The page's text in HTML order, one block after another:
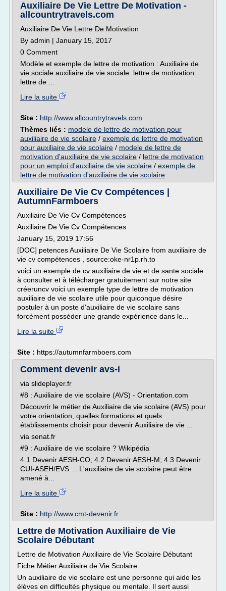
Auxiliaire De Vie Lettre De Motivation -
allcountrytravels.com
Auxiliaire De Vie Lettre De Motivation
By admin | January 15, 2017
0 Comment
Modèle et exemple de lettre de motivation : Auxiliaire de
vie sociale auxiliaire de vie sociale. lettre de motivation.
lettre de ...
Lire la suite
Site : http://www.allcountrytravels.com
Thèmes liés : modele de lettre de motivation pour
auxiliaire de vie scolaire / exemple de lettre de motivation
pour auxiliaire de vie scolaire / modele de lettre de
motivation d'auxiliaire de vie scolaire / lettre de motivation
pour un emploi d'auxiliaire de vie scolaire / exemple de
lettre de motivation d'auxiliaire de vie scolaire
Auxiliaire De Vie Cv Compétences |
AutumnFarmboers
Auxiliaire De Vie Cv Compétences
Auxiliaire De Vie Cv Compétences
January 15, 2019 17:56
[DOC] petences Auxiliaire De Vie Scolaire from auxiliaire de
vie cv compétences , source:oke-nr1p.rh.to
voici un exemple de cv auxiliaire de vie et de sante sociale
à consulter et à télécharger gratuitement sur notre site
créeruncv voici un exemple type de lettre de motivation
auxiliaire de vie scolaire utile pour quiconque désire
postuler à un poste d'auxiliaire de vie scolaire sans
forcément posséder une grande expérience dans le...
Lire la suite
Site : https://autumnfarmboers.com
Comment devenir avs-i
via slideplayer.fr
#8 : Auxiliaire de vie scolaire (AVS) - Orientation.com
Découvrir le métier de Auxiliaire de vie scolaire (AVS) pour
votre orientation, quelles formations et quels
établissements choisir pour devenir Auxiliaire de vie ...
via senat.fr
#9 : Auxiliaire de vie scolaire ? Wikipédia
4.1 Devenir AESH-CO; 4.2 Devenir AESH-M; 4.3 Devenir
CUI-ASEH/EVS ... L'auxiliaire de vie scolaire peut être
amené à...
Lire la suite
Site : http://www.cmt-devenir.fr
Lettre de Motivation Auxiliaire de Vie
Scolaire Débutant
Lettre de Motivation Auxiliaire de Vie Scolaire Débutant
Fiche Métier Auxiliaire de Vie Scolaire
Un auxiliaire de vie scolaire est une personne qui aide les
élèves en difficultés physique ou mentale. Il sert aussi